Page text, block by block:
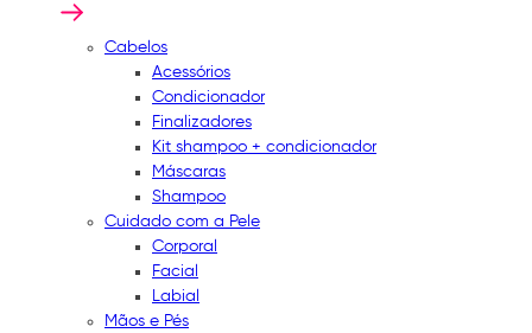
Cabelos
Acessórios
Condicionador
Finalizadores
Kit shampoo + condicionador
Máscaras
Shampoo
Cuidado com a Pele
Corporal
Facial
Labial
Mãos e Pés